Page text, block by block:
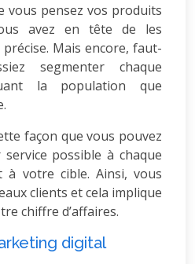
vous pensez vos produits
avez en tête de les
Mais encore, faut-
segmenter chaque
la population que
façon que vous pouvez
possible à chaque
à votre cible. Ainsi, vous
clients et cela implique
chiffre d’affaires.
digital